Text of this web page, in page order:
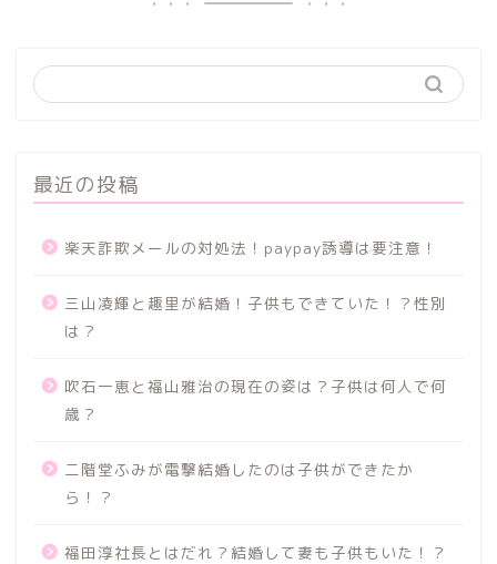
最近の投稿
楽天詐欺メールの対処法！paypay誘導は要注意！
三山凌輝と趣里が結婚！子供もできていた！？性別
は？
吹石一恵と福山雅治の現在の姿は？子供は何人で何
歳？
二階堂ふみが電撃結婚したのは子供ができたか
ら！？
福田淳社長とはだれ？結婚して妻も子供もいた！？